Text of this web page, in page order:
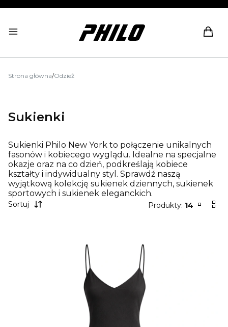
Strona główna/Odzież
Sukienki
Sukienki Philo New York to połączenie unikalnych
fasonów i kobiecego wyglądu. Idealne na specjalne
okazje oraz na co dzień, podkreślają kobiece
kształty i indywidualny styl. Sprawdź naszą
wyjątkową kolekcję sukienek dziennych, sukienek
sportowych i sukienek eleganckich.
Sortuj Produkty: 14